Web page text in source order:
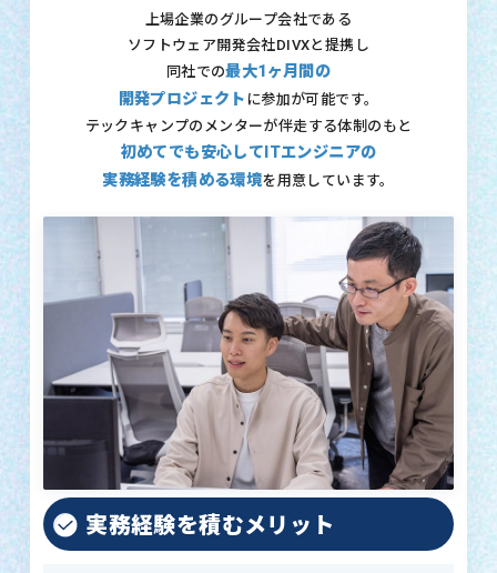
上場企業のグループ会社である
ソフトウェア開発会社DIVXと提携し
同社での最大1ヶ月間の
開発プロジェクト に参加が可能です。
テックキャンプのメンターが伴走する体制のもと
初めてでも安心してITエンジニアの
実務経験を積める環境を用意しています。
実務経験を積むメリット